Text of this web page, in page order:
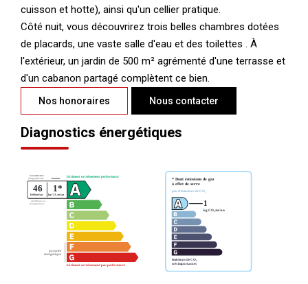
cuisson et hotte), ainsi qu'un cellier pratique.
Côté nuit, vous découvrirez trois belles chambres dotées
de placards, une vaste salle d'eau et des toilettes . À
l'extérieur, un jardin de 500 m² agrémenté d'une terrasse et
d'un cabanon partagé complètent ce bien.
Nos honoraires Nous contacter
Diagnostics énergétiques